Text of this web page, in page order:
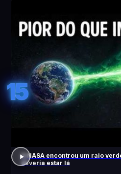
15
A NASA encontrou um raio
deveria estar lá